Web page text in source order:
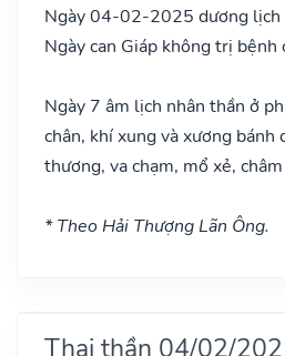
Ngày 04-02-2025 dương lịch
Ngày can Giáp không trị bệnh
Ngày 7 âm lịch nhân thần ở
chân, khí xung và xương bánh
thương, va chạm, mổ xẻ,
* Theo Hải Thượng Lãn Ông.
Thai thần 04/02/